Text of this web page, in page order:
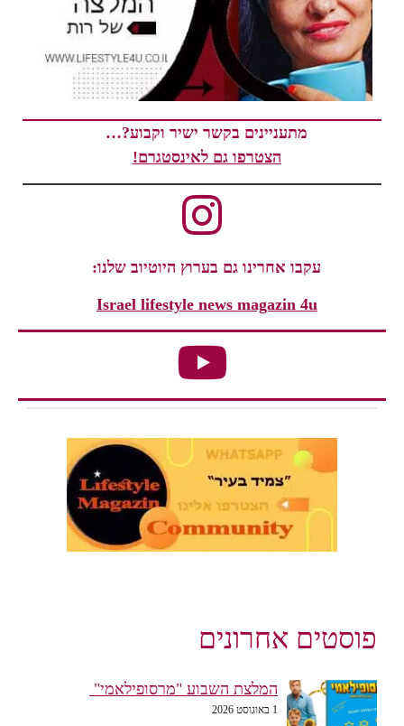
מתעניינים בקשר ישיר וקבוע?…
הצטרפו גם לאינסטגרם!
עקבו אחרינו גם בערוץ היוטיוב שלנו:
Israel lifestyle news magazin 4u
פוסטים אחרונים
המלצת השבוע "מרסופילאמי"
1 באוגוסט 2026